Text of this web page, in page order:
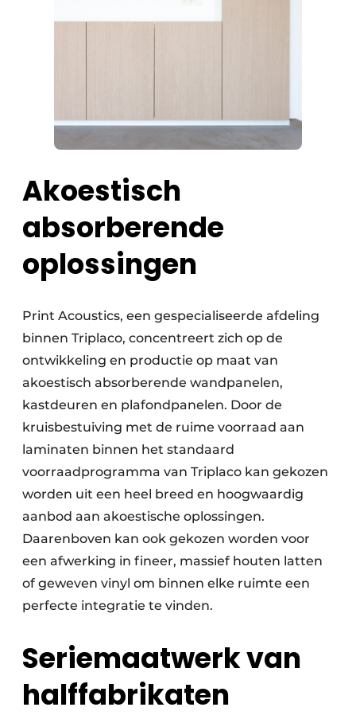
Akoestisch
absorberende
oplossingen
Print Acoustics, een gespecialiseerde afdeling
binnen Triplaco, concentreert zich op de
ontwikkeling en productie op maat van
akoestisch absorberende wandpanelen,
kastdeuren en plafondpanelen. Door de
kruisbestuiving met de ruime voorraad aan
laminaten binnen het standaard
voorraadprogramma van Triplaco kan gekozen
worden uit een heel breed en hoogwaardig
aanbod aan akoestische oplossingen.
Daarenboven kan ook gekozen worden voor
een afwerking in fineer, massief houten latten
of geweven vinyl om binnen elke ruimte een
perfecte integratie te vinden.
Seriemaatwerk van
halffabrikaten